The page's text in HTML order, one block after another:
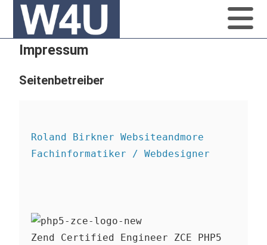
Impressum
Seitenbetreiber
Roland Birkner Websiteandmore
Fachinformatiker / Webdesigner
Zend Certified Engineer ZCE PHP5